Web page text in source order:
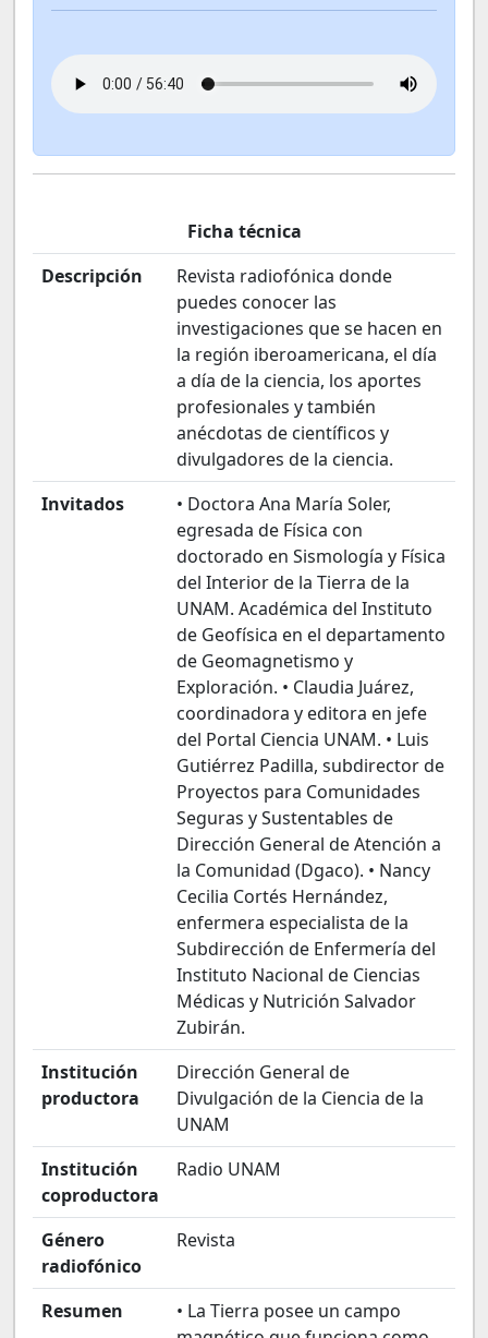
Ficha técnica
Descripción
Revista radiofónica donde
puedes conocer las
investigaciones que se hacen en
la región iberoamericana, el día
a día de la ciencia, los aportes
profesionales y también
anécdotas de científicos y
divulgadores de la ciencia.
Invitados
• Doctora Ana María Soler,
egresada de Física con
doctorado en Sismología y Física
del Interior de la Tierra de la
UNAM. Académica del Instituto
de Geofísica en el departamento
de Geomagnetismo y
Exploración. • Claudia Juárez,
coordinadora y editora en jefe
del Portal Ciencia UNAM. • Luis
Gutiérrez Padilla, subdirector de
Proyectos para Comunidades
Seguras y Sustentables de
Dirección General de Atención a
la Comunidad (Dgaco). • Nancy
Cecilia Cortés Hernández,
enfermera especialista de la
Subdirección de Enfermería del
Instituto Nacional de Ciencias
Médicas y Nutrición Salvador
Zubirán.
Institución
productora
Dirección General de
Divulgación de la Ciencia de la
UNAM
Institución
coproductora
Radio UNAM
Género
radiofónico
Revista
Resumen
• La Tierra posee un campo